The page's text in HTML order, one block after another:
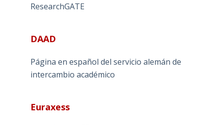
ResearchGATE
DAAD
Página en español del servicio alemán de
intercambio académico
Euraxess